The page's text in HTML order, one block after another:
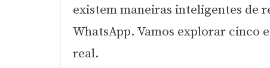
existem maneiras inteligentes de
WhatsApp. Vamos explorar cinco
real.